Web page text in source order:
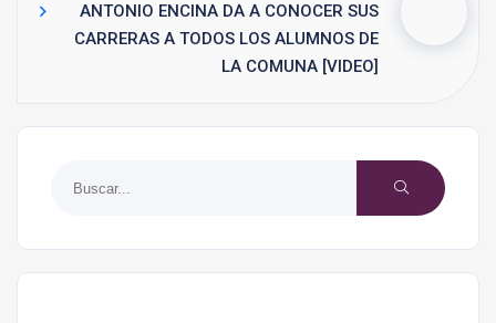
ANTONIO ENCINA DA A CONOCER SUS
CARRERAS A TODOS LOS ALUMNOS DE
LA COMUNA [VIDEO]